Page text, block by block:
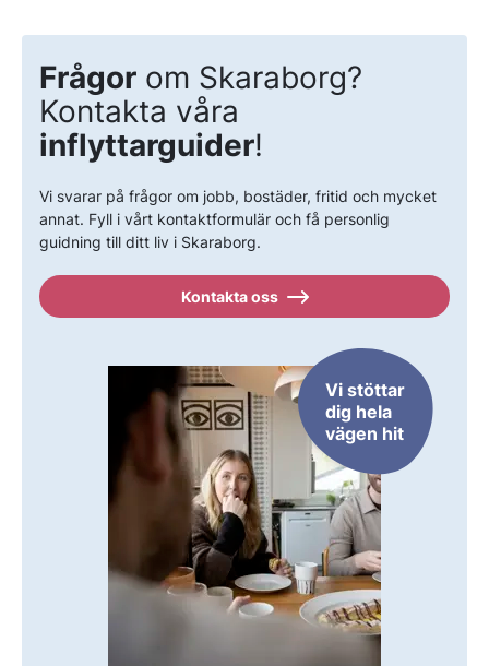
Frågor om Skaraborg?
Kontakta våra
inflyttarguider!
Vi svarar på frågor om jobb, bostäder, fritid och mycket
annat. Fyll i vårt kontaktformulär och få personlig
guidning till ditt liv i Skaraborg.
Kontakta oss
Vi stöttar
dig hela
vägen hit